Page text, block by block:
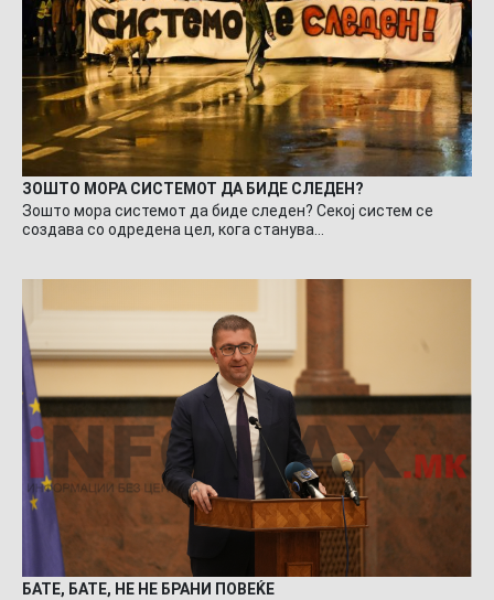
ЗОШТО МОРА СИСТЕМОТ ДА БИДЕ СЛЕДЕН?
Зошто мора системот да биде следен? Секој систем се
создава со одредена цел, кога станува…
БАТЕ, БАТЕ, НЕ НЕ БРАНИ ПОВЕЌЕ